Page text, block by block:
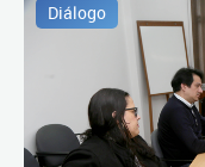
Diálogo